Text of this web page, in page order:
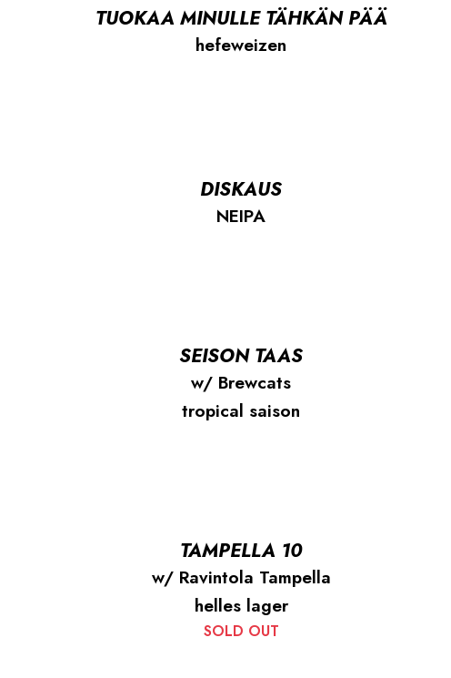
TUOKAA MINULLE TÄHKÄN PÄÄ
hefeweizen
DISKAUS
NEIPA
SEISON TAAS
w/ Brewcats
tropical saison
TAMPELLA 10
w/ Ravintola Tampella
helles lager
SOLD OUT